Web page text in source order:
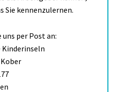
Sie kennenzulernen.
uns per Post an: